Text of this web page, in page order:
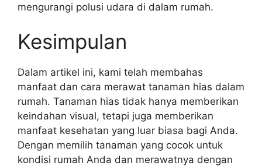
mengurangi polusi udara di dalam rumah.
Kesimpulan
Dalam artikel ini, kami telah membahas
manfaat dan cara merawat tanaman hias dalam
rumah. Tanaman hias tidak hanya memberikan
keindahan visual, tetapi juga memberikan
manfaat kesehatan yang luar biasa bagi Anda.
Dengan memilih tanaman yang cocok untuk
kondisi rumah Anda dan merawatnya dengan